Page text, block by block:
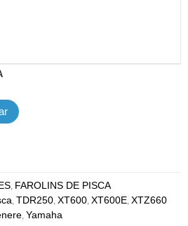
, FAROLINS DE PISCA
, TDR250, XT600, XT600E, XTZ660
, Yamaha